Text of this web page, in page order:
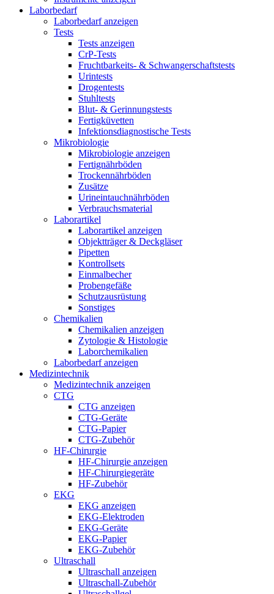
Laborbedarf
Laborbedarf anzeigen
Tests
Tests anzeigen
CrP-Tests
Fruchtbarkeits- & Schwangerschaftstests
Urintests
Drogentests
Stuhltests
Blut- & Gerinnungstests
Fertigküvetten
Infektionsdiagnostische Tests
Mikrobiologie
Mikrobiologie anzeigen
Fertignährböden
Trockennährböden
Zusätze
Urineintauchnährböden
Verbrauchsmaterial
Laborartikel
Laborartikel anzeigen
Objektträger & Deckgläser
Pipetten
Kontrollsets
Einmalbecher
Probengefäße
Schutzausrüstung
Sonstiges
Chemikalien
Chemikalien anzeigen
Zytologie & Histologie
Laborchemikalien
Laborbedarf anzeigen
Medizintechnik
Medizintechnik anzeigen
CTG
CTG anzeigen
CTG-Geräte
CTG-Papier
CTG-Zubehör
HF-Chirurgie
HF-Chirurgie anzeigen
HF-Chirurgiegeräte
HF-Zubehör
EKG
EKG anzeigen
EKG-Elektroden
EKG-Geräte
EKG-Papier
EKG-Zubehör
Ultraschall
Ultraschall anzeigen
Ultraschall-Zubehör